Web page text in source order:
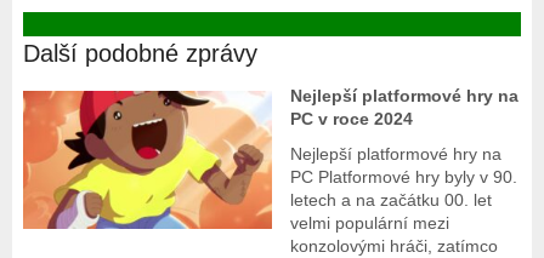
Další podobné zprávy
Nejlepší platformové hry na
PC v roce 2024
Nejlepší platformové hry na
PC Platformové hry byly v 90.
letech a na začátku 00. let
velmi populární mezi
konzolovými hráči, zatímco